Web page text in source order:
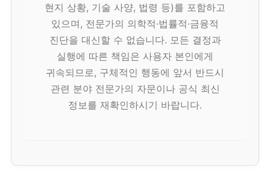
현지 상황, 기술 사양, 법령 등)를 포함하고
있으며, 전문가의 의학적·법률적·금융적
진단을 대신할 수 없습니다. 모든 결정과
실행에 따른 책임은 사용자 본인에게
귀속되므로, 구체적인 행동에 앞서 반드시
관련 분야 전문가의 자문이나 공식 최신
정보를 재확인하시기 바랍니다.